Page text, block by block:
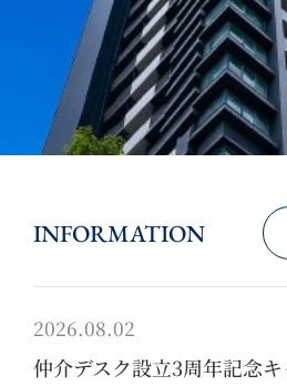
INFORMATION
2026.08.02
仲介デスク設立3周年記念